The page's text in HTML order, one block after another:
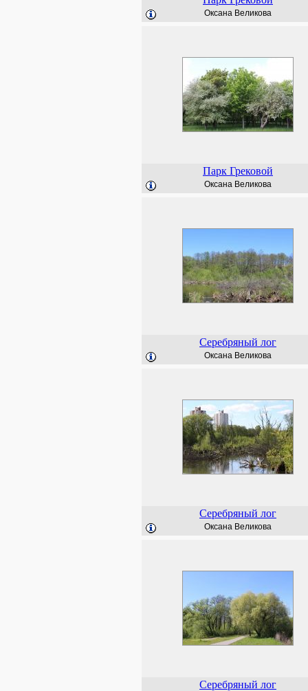
Оксана Великова
Парк Грековой
Оксана Великова
Серебряный лог
Оксана Великова
Серебряный лог
Оксана Великова
Серебряный лог